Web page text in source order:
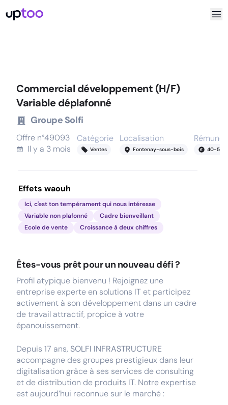
Commercial développement (H/F)
Variable déplafonné
Groupe Solfi
Offre n°49093
Il y a 3 mois
Catégorie
Ventes
Localisation
Fontenay-sous-bois 40-50
Effets waouh
Ici, c'est ton tempérament qui nous intéresse
Variable non plafonné
Cadre bienveillant
Ecole de vente
Croissance à deux chiffres
Êtes-vous prêt pour un nouveau défi ?
Profil atypique bienvenu ! Rejoignez une
entreprise experte en solutions IT et participez
activement à son développement dans un cadre
de travail attractif, propice à votre
épanouissement.
Depuis 17 ans, SOLFI INFRASTRUCTURE
accompagne des groupes prestigieux dans leur
digitalisation grâce à ses services de consulting
et de distribution de produits IT. Notre expertise
est aujourd’hui reconnue sur le marché :